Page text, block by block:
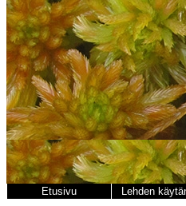
Etusivu Lehden